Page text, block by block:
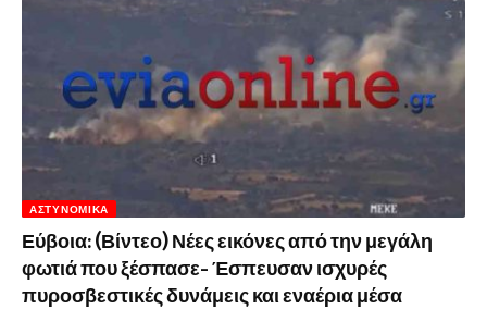
ΑΣΤΥΝΟΜΙΚΆ
Εύβοια: (Βίντεο) Νέες εικόνες από την μεγάλη
φωτιά που ξέσπασε- Έσπευσαν ισχυρές
πυροσβεστικές δυνάμεις και εναέρια μέσα